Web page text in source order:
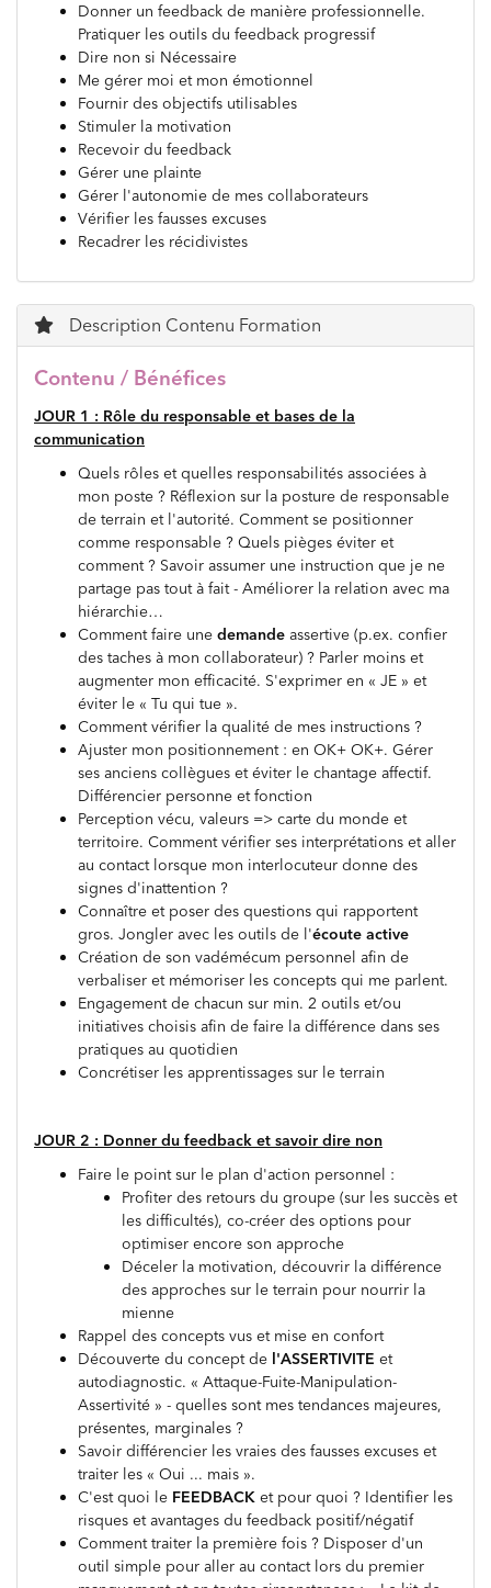
Donner un feedback de manière professionnelle.
Pratiquer les outils du feedback progressif
Dire non si Nécessaire
Me gérer moi et mon émotionnel
Fournir des objectifs utilisables
Stimuler la motivation
Recevoir du feedback
Gérer une plainte
Gérer l'autonomie de mes collaborateurs
Vérifier les fausses excuses
Recadrer les récidivistes
Description Contenu Formation
Contenu / Bénéfices
JOUR 1 : Rôle du responsable et bases de la
communication
Quels rôles et quelles responsabilités associées à
mon poste ? Réflexion sur la posture de responsable
de terrain et l'autorité. Comment se positionner
comme responsable ? Quels pièges éviter et
comment ? Savoir assumer une instruction que je ne
partage pas tout à fait - Améliorer la relation avec ma
hiérarchie…
Comment faire une demande assertive (p.ex. confier
des taches à mon collaborateur) ? Parler moins et
augmenter mon efficacité. S'exprimer en « JE » et
éviter le « Tu qui tue ».
Comment vérifier la qualité de mes instructions ?
Ajuster mon positionnement : en OK+ OK+. Gérer
ses anciens collègues et éviter le chantage affectif.
Différencier personne et fonction
Perception vécu, valeurs => carte du monde et
territoire. Comment vérifier ses interprétations et aller
au contact lorsque mon interlocuteur donne des
signes d'inattention ?
Connaître et poser des questions qui rapportent
gros. Jongler avec les outils de l'écoute active
Création de son vadémécum personnel afin de
verbaliser et mémoriser les concepts qui me parlent.
Engagement de chacun sur min. 2 outils et/ou
initiatives choisis afin de faire la différence dans ses
pratiques au quotidien
Concrétiser les apprentissages sur le terrain
JOUR 2 : Donner du feedback et savoir dire non
Faire le point sur le plan d'action personnel :
Profiter des retours du groupe (sur les succès et
les difficultés), co-créer des options pour
optimiser encore son approche
Déceler la motivation, découvrir la différence
des approches sur le terrain pour nourrir la
mienne
Rappel des concepts vus et mise en confort
Découverte du concept de l'ASSERTIVITE et
autodiagnostic. « Attaque-Fuite-Manipulation-
Assertivité » - quelles sont mes tendances majeures,
présentes, marginales ?
Savoir différencier les vraies des fausses excuses et
traiter les « Oui ... mais ».
C'est quoi le FEEDBACK et pour quoi ? Identifier les
risques et avantages du feedback positif/négatif
Comment traiter la première fois ? Disposer d'un
outil simple pour aller au contact lors du premier